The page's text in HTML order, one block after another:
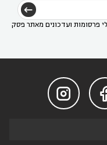
פרסומות ועדכונים מאתר פסק
